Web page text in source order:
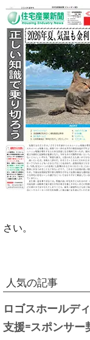
さい。
人気の記事
ロゴスホールデ
支援=スポンサー